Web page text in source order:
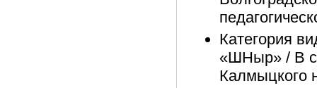
Категория
«ШНыр» / В
Калмыцкого